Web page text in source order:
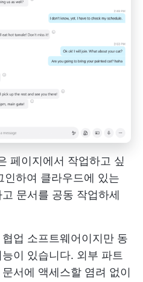
페이지에서 작업하고 싶
인하여 클라우드에 있는
문서를 공동 작업하세
업 소프트웨어이지만 동
이 있습니다. 외부 파트
서에 액세스할 염려 없이